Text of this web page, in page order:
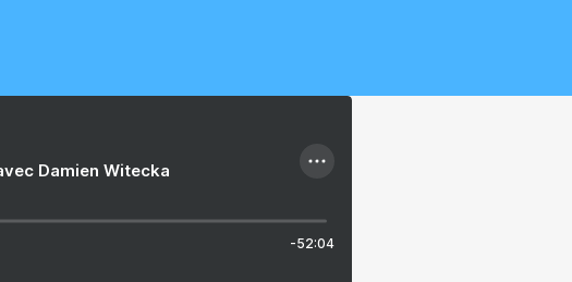
Damien Witecka
-52:04